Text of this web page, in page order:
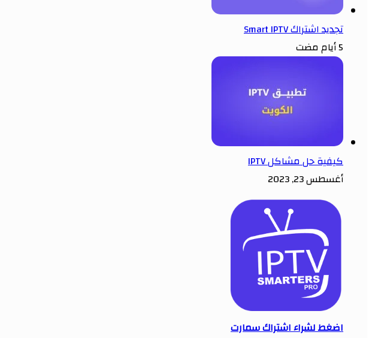
تجديد اشتراك Smart IPTV
5 أيام مضت
كيفية حل مشاكل IPTV
أغسطس 23, 2023
اضغط لشراء اشتراك سمارت